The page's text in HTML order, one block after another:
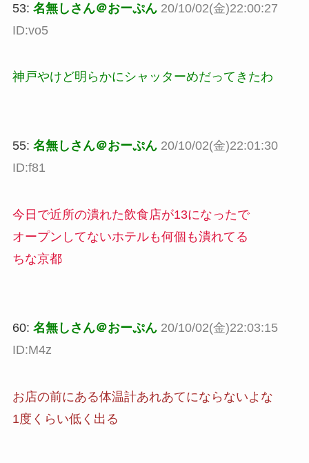
53: 名無しさん＠おーぷん 20/10/02(金)22:00:27
ID:vo5
神戸やけど明らかにシャッターめだってきたわ
55: 名無しさん＠おーぷん 20/10/02(金)22:01:30
ID:f81
今日で近所の潰れた飲食店が13になったで
オープンしてないホテルも何個も潰れてる
ちな京都
60: 名無しさん＠おーぷん 20/10/02(金)22:03:15
ID:M4z
お店の前にある体温計あれあてにならないよな
1度くらい低く出る